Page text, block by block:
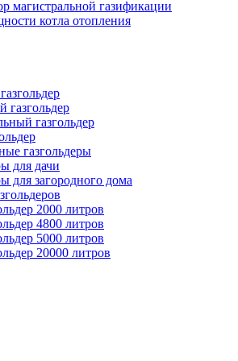
магистральной газификации
котла отопления
газгольдер
газгольдеры
для дачи
для загородного дома
2000 литров
4800 литров
5000 литров
20000 литров